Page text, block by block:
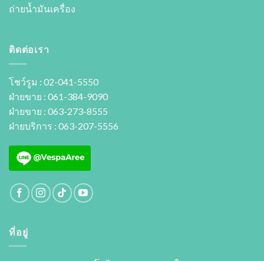
ถ่ายนํ้ามันเครื่อง
ติดต่อเรา
โชว์รูม : 02-041-5550
ฝ่ายขาย : 061-384-9090
ฝ่ายขาย : 063-273-8555
ฝ่ายบริการ : 063-207-5556
ที่อยู่